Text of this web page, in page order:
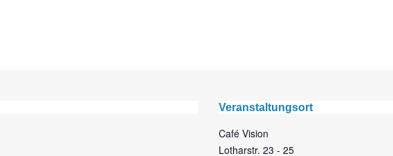
Veranstaltungsort
Café Vision
Lotharstr. 23 - 25